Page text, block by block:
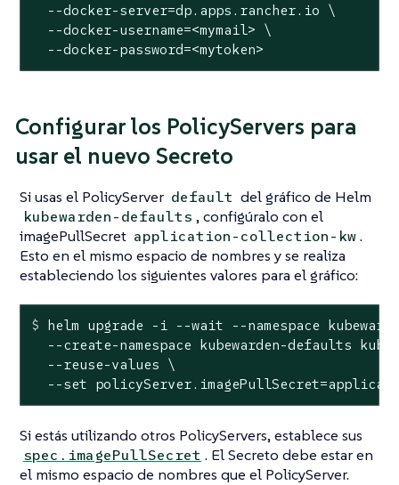
  --docker-server=dp.apps.rancher.io \
  --docker-username=<mymail> \
  --docker-password=<mytoken>
Configurar los PolicyServers para
usar el nuevo Secreto
Si usas el PolicyServer default del gráfico de Helm
kubewarden-defaults , configúralo con el
imagePullSecret application-collection-kw.
Esto en el mismo espacio de nombres y se realiza
estableciendo los siguientes valores para el gráfico:
$ helm upgrade -i --wait --namespace
--create-namespace kubewarden-defaults
  --reuse-values \
--set
Si estás utilizando otros PolicyServers, establece sus
spec.imagePullSecret . El Secreto debe estar en
el mismo espacio de nombres que el PolicyServer.